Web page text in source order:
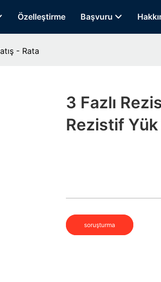
Özelleştirme Başvuru
- Rata
3 Fazlı
Rezistif Yük
soruşturma